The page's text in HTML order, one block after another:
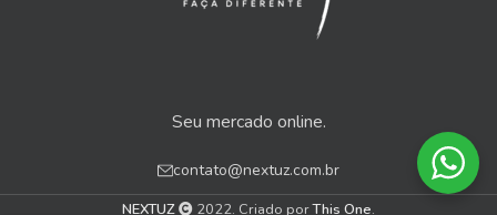
Seu mercado online.
contato@nextuz.com.br
NEXTUZ 2022. Criado porThis One.